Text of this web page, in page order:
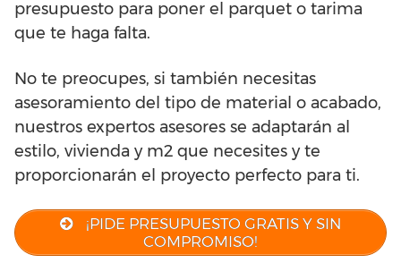
presupuesto para poner el parquet o tarima
que te haga falta.
No te preocupes, si también necesitas
asesoramiento del tipo de material o acabado,
nuestros expertos asesores se adaptarán al
estilo, vivienda y m2 que necesites y te
proporcionarán el proyecto perfecto para ti.
¡PIDE PRESUPUESTO GRATIS Y SIN
COMPROMISO!